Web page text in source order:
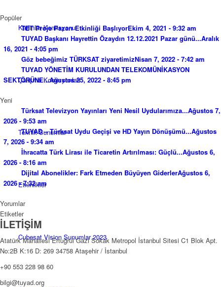
Kadınlar Komisyonu
Çalışma Komisyonları
Teknik Sunumlar
Etkinlikler
Cubesat Vision Sunumlar 2023
Popüler
TET Proje Pazarı Etkinliği BaşlıyorEkim 4, 2021 - 9:32 am
TUYAD Başkanı Hayrettin Özaydın 12.12.2021 Pazar günü...Aralık
16, 2021 - 4:05 pm
Göz bebeğimiz TÜRKSAT ziyaretimizNisan 7, 2022 - 7:42 am
TUYAD YÖNETİM KURULUNDAN TELEKOMÜNİKASYON
SEKTÖRÜNE...Ağustos 25, 2022 - 8:45 pm
Yeni
Türksat Televizyon Yayınları Yeni Nesil Uydularımıza...Ağustos 7,
2026 - 9:53 am
TUYAD – Türksat Uydu Geçişi ve HD Yayın Dönüşümü...Ağustos
7, 2026 - 9:34 am
İhracatta Türk Lirası ile Ticaretin Artırılması: Güçlü...Ağustos 6,
2026 - 8:16 am
Dijital Abonelikler: Fark Etmeden Büyüyen GiderlerAğustos 6,
2026 - 7:32 am
Yorumlar
Etiketler
İLETİŞİM
Atatürk Mahallesi Ertuğrul Gazi Sokak Metropol İstanbul Sitesi C1 Blok Apt.
No:2B K:16 D: 269 34758 Ataşehir / İstanbul
+90 553 228 98 60
bilgi@tuyad.org